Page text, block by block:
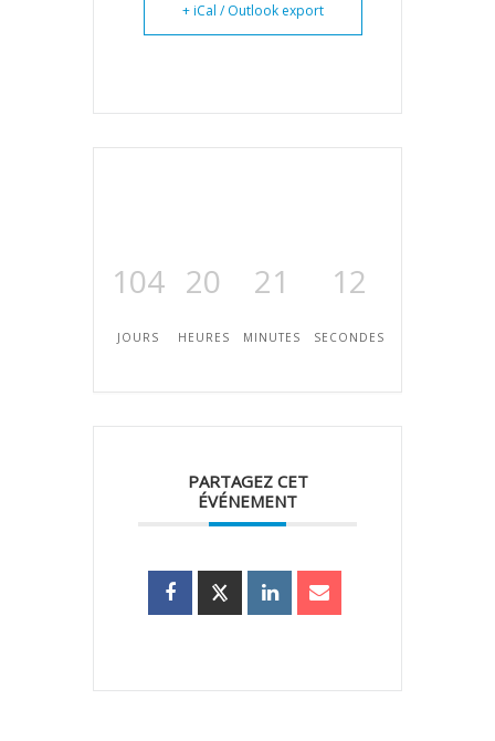
+ iCal / Outlook export
104
JOURS
20
HEURES
21
MINUTES
12
SECONDES
PARTAGEZ CET
ÉVÉNEMENT